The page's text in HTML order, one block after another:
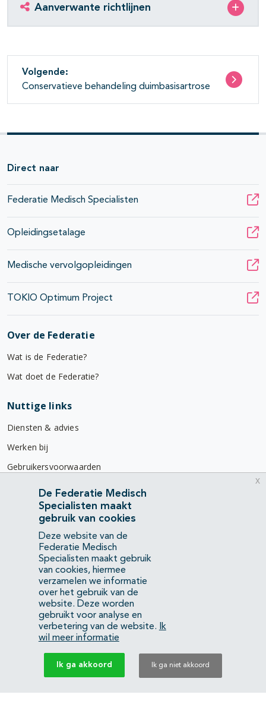
Aanverwante richtlijnen
Volgende:
Conservatieve behandeling duimbasisartrose
Direct naar
Federatie Medisch Specialisten
Opleidingsetalage
Medische vervolgopleidingen
TOKIO Optimum Project
Over de Federatie
Wat is de Federatie?
Wat doet de Federatie?
Nuttige links
Diensten & advies
Werken bij
Gebruikersvoorwaarden
Privacyverklaring
Contact
Mercatorlaan 1200
3528 BL Utrecht
(088) 505 34 34
info@richtlijnendatabase.nl
YouTubeLinkedIn
KvK Federatie Medisch Specialisten:40483480
Privacyverklaring
De Federatie Medisch
Specialisten maakt
gebruik van cookies
Deze website van de
Federatie Medisch
Specialisten maakt gebruik
van cookies, hiermee
verzamelen we informatie
over het gebruik van de
website. Deze worden
gebruikt voor analyse en
verbetering van de website.
Ik
wil meer informatie
Ik ga akkoord Ik ga niet akkoord
x